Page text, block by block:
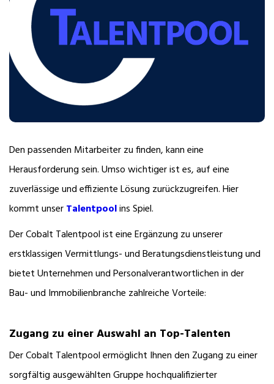
Den passenden Mitarbeiter zu finden, kann eine
Herausforderung sein. Umso wichtiger ist es, auf eine
zuverlässige und effiziente Lösung zurückzugreifen. Hier
kommt unserTalentpoolins Spiel.
Der Cobalt Talentpool ist eine Ergänzung zu unserer
erstklassigen Vermittlungs- und Beratungsdienstleistung und
bietet Unternehmen und Personalverantwortlichen in der
Bau- und Immobilienbranche zahlreiche Vorteile:
Zugang zu einer Auswahl an Top-Talenten
Der Cobalt Talentpool ermöglicht Ihnen den Zugang zu einer
sorgfältig ausgewählten Gruppe hochqualifizierter